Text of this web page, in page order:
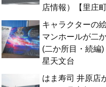
店情報）【里庄町
キャラクターの
マンホールが二
(二か所目・続編
星天文台
はま寿司 井原店